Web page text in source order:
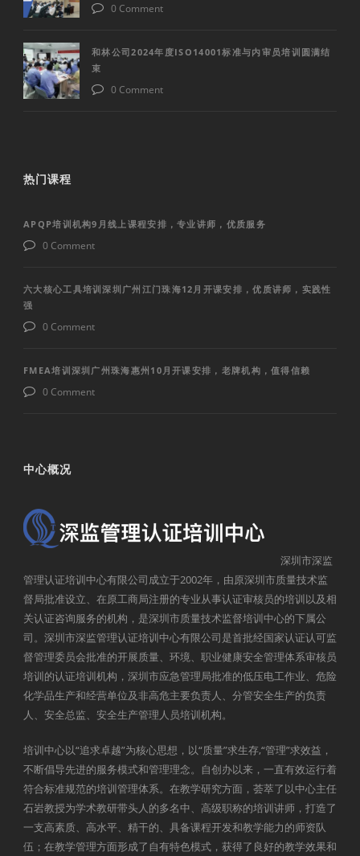
0 Comment
和林公司2024年度ISO14001标准与内审员培训圆满结
束
0 Comment
热门课程
APQP培训机构9月线上课程安排，专业讲师，优质服务
0 Comment
六大核心工具培训深圳广州江门珠海12月开课安排，优质讲师，实践性
强
0 Comment
FMEA培训深圳广州珠海惠州10月开课安排，老牌机构，值得信赖
0 Comment
中心概况
深圳市深监
管理认证培训中心有限公司成立于2002年，由原深圳市质量技术监
督局批准设立、在原工商局注册的专业从事认证审核员的培训以及相
关认证咨询服务的机构，是深圳市质量技术监督培训中心的下属公
司。深圳市深监管理认证培训中心有限公司是首批经国家认证认可监
督管理委员会批准的开展质量、环境、职业健康安全管理体系审核员
培训的认证培训机构，深圳市应急管理局批准的低压电工作业、危险
化学品生产和经营单位及非高危主要负责人、分管安全生产的负责
人、安全总监、安全生产管理人员培训机构。
培训中心以“追求卓越”为核心思想，以“质量”求生存,“管理”求效益，
不断倡导先进的服务模式和管理理念。自创办以来，一直有效运行着
符合标准规范的培训管理体系。在教学研究方面，荟萃了以中心主任
石岩教授为学术教研带头人的多名中、高级职称的培训讲师，打造了
一支高素质、高水平、精干的、具备课程开发和教学能力的师资队
伍；在教学管理方面形成了自有特色模式，获得了良好的教学效果和